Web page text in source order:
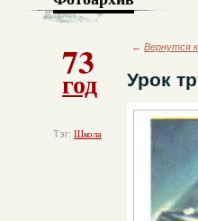
73
год
Тэг: Школа
← Вернутся
Урок